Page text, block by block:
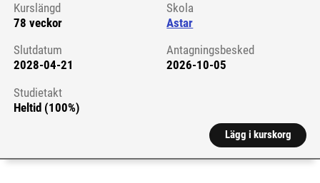
Kurslängd
78 veckor
Skola
Astar
Slutdatum
2028-04-21
Antagningsbesked
2026-10-05
Studietakt
Heltid (100%)
Lägg i kurskorg